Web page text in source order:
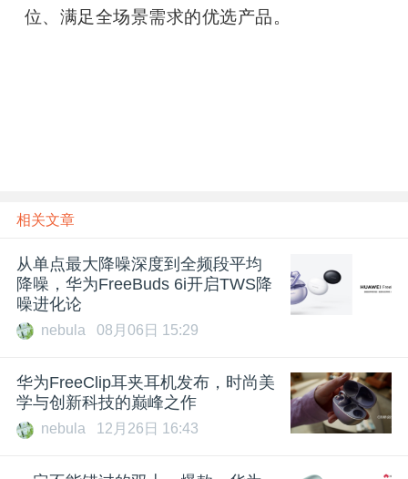
位、满足全场景需求的优选产品。
相关文章
从单点最大降噪深度到全频段平均
降噪，华为FreeBuds 6i开启TWS降
噪进化论
nebula 08月06日 15:29
华为FreeClip耳夹耳机发布，时尚美
学与创新科技的巅峰之作
nebula 12月26日 16:43